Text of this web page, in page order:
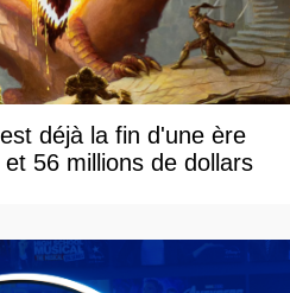
déjà la fin d'une ère
56 millions de dollars